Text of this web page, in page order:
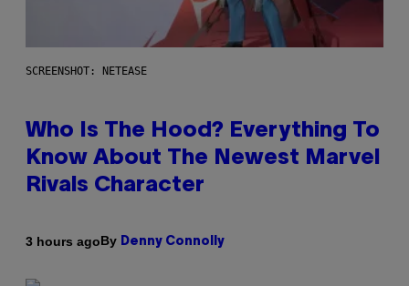
SCREENSHOT: NETEASE
Who Is The Hood? Everything To
Know About The Newest Marvel
Rivals Character
3 hours agoBy Denny Connolly